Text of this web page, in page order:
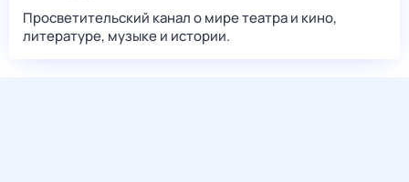
Просветительский канал о мире театра и кино,
литературе, музыке и истории.